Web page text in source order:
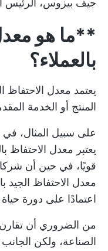
جيف بيزوس، الرئيس
**ما هو
بالعملاء؟
يعتمد معدل الاحتفاظ
المنتج أو الخدمة
قويًا، في حين أن
اعتمادًا على دورة حياة
من الضروري أن تقارن
الصناعة، ولكن